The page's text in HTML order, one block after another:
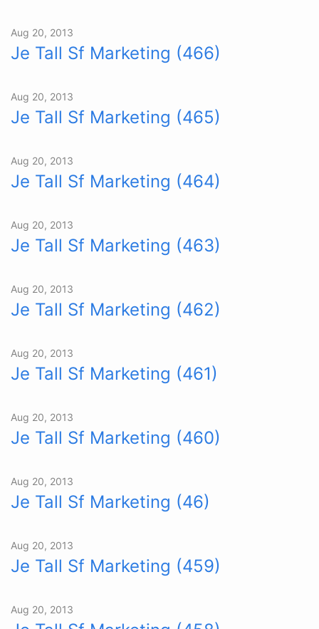
Aug 20, 2013
Je Tall Sf Marketing (466)
Aug 20, 2013
Je Tall Sf Marketing (465)
Aug 20, 2013
Je Tall Sf Marketing (464)
Aug 20, 2013
Je Tall Sf Marketing (463)
Aug 20, 2013
Je Tall Sf Marketing (462)
Aug 20, 2013
Je Tall Sf Marketing (461)
Aug 20, 2013
Je Tall Sf Marketing (460)
Aug 20, 2013
Je Tall Sf Marketing (46)
Aug 20, 2013
Je Tall Sf Marketing (459)
Aug 20, 2013